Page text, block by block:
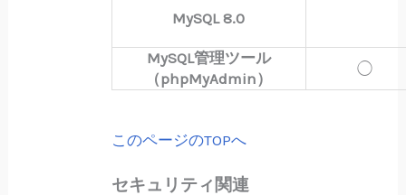
MySQL 8.0
MySQL管理ツール
（phpMyAdmin）
◯
このページのTOPへ
セキュリティ関連